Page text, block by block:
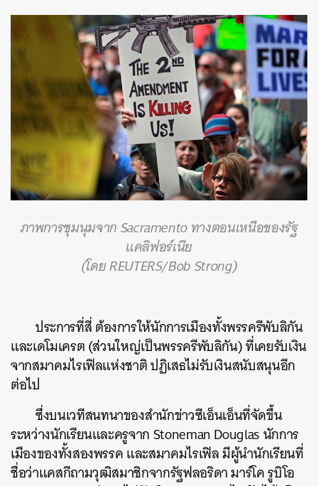
ภาพการชุมนุมจาก Sacramento ทางตอนเหนือของรัฐ
แคลิฟอร์เนีย
(โดย REUTERS/Bob Strong)
ประการที่สี่ ต้องการให้นักการเมืองทั้งพรรครีพับลิกัน
และเดโมเครต (ส่วนใหญ่เป็นพรรครีพับลิกัน) ที่เคยรับเงิน
จากสมาคมไรเฟิลแห่งชาติ ปฏิเสธไม่รับเงินสนับสนุนอีก
ต่อไป
ซึ่งบนเวทีสนทนาของสำนักข่าวซีเอ็นเอ็นที่จัดขึ้น
ระหว่างนักเรียนและครูจาก Stoneman Douglas นักการ
เมืองของทั้งสองพรรค และสมาคมไรเฟิล มีผู้นำนักเรียนที่
ชื่อว่าแคสกีถามวุฒิสมาชิกจากรัฐฟลอริดา มาร์โค รูบิโอ